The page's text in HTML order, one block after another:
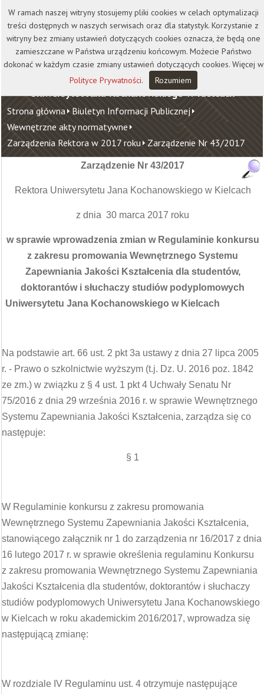
Kontakt Biblioteka
Wydawnictwo
Wirtualna Uczelnia
Uniwersytet Jana Kochanowskiego w Kielcach
Strona główna Biuletyn Informacji Publicznej
Wewnętrzne akty normatywne
Zarządzenia Rektora w 2017 roku Zarządzenie Nr 43/2017
Zarządzenie Nr 43/2017
Rektora Uniwersytetu Jana Kochanowskiego w Kielcach
z dnia 30 marca 2017 roku
w sprawie wprowadzenia zmian w Regulaminie konkursu
z zakresu promowania Wewnętrznego Systemu
Zapewniania Jakości Kształcenia dla studentów,
doktorantów i słuchaczy studiów podyplomowych
Uniwersytetu Jana Kochanowskiego w Kielcach
Na podstawie art. 66 ust. 2 pkt 3a ustawy z dnia 27 lipca 2005
r. - Prawo o szkolnictwie wyższym (t.j. Dz. U. 2016 poz. 1842
ze zm.) w związku z § 4 ust. 1 pkt 4 Uchwały Senatu Nr
75/2016 z dnia 29 września 2016 r. w sprawie Wewnętrznego
Systemu Zapewniania Jakości Kształcenia, zarządza się co
następuje:
§ 1
W Regulaminie konkursu z zakresu promowania
Wewnętrznego Systemu Zapewniania Jakości Kształcenia,
stanowiącego załącznik nr 1 do zarządzenia nr 16/2017 z dnia
16 lutego 2017 r. w sprawie określenia regulaminu Konkursu
z zakresu promowania Wewnętrznego Systemu Zapewniania
Jakości Kształcenia dla studentów, doktorantów i słuchaczy
studiów podyplomowych Uniwersytetu Jana Kochanowskiego
w Kielcach w roku akademickim 2016/2017, wprowadza się
następującą zmianę:
W rozdziale IV Regulaminu ust. 4 otrzymuje następujące
W ramach naszej witryny stosujemy pliki cookies w celach optymalizacji
treści dostępnych w naszych serwisach oraz dla statystyk. Korzystanie z
witryny bez zmiany ustawień dotyczących cookies oznacza, że będą one
zamieszczane w Państwa urządzeniu końcowym. Możecie Państwo
dokonać w każdym czasie zmiany ustawień dotyczących cookies. Więcej w
Polityce Prywatności. Rozumiem